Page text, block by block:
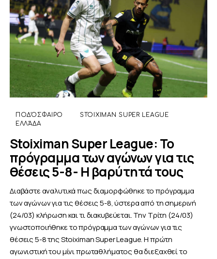
ΠΟΔΌΣΦΑΙΡΟ
STOIXIMAN SUPER LEAGUE
ΕΛΛΆΔΑ
Stoiximan Super League: Το
πρόγραμμα των αγώνων για τις
θέσεις 5-8- Η βαρύτητά τους
Διαβάστε αναλυτικά πως διαμορφώθηκε το πρόγραμμα
των αγώνων για τις θέσεις 5-8, ύστερα από τη σημερινή
(24/03) κλήρωση και τι διακυβεύεται. Την Τρίτη (24/03)
γνωστοποιήθηκε το πρόγραμμα των αγώνων για τις
θέσεις 5-8 της Stoiximan Super League. Η πρώτη
αγωνιστική του μίνι πρωταθλήματος θα διεξαχθεί το